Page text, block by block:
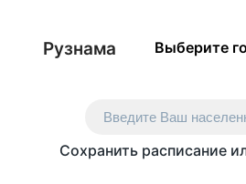
Рузнама Выберите
Введите Ваш
Сохранить расписание